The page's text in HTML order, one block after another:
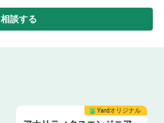
相談する
Yardオリジナル